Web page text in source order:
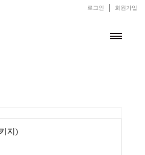
로그인 회원가입
지)